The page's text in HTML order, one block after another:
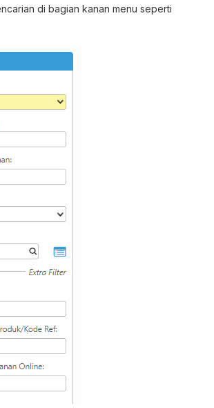
di bagian kanan menu seperti